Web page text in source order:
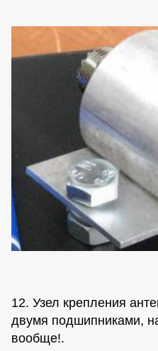
12. Узел крепления
двумя подшипниками,
вообще!.